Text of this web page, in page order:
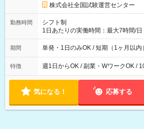
円の場合あり ・国家試験 7:00～
円（役割手当＋100円）×6時間＝日収
間】試用期間なし
株式会社全国試験運営センター
勤務時間
シフト制
1日あたりの実働時間：最大7時間/
間は 試験により異なります。
期間 単発・1日のみOK / 短期（1ヶ月以内）
特徴 週1日からOK / 副業・WワークOK /
気になる！ 応募する